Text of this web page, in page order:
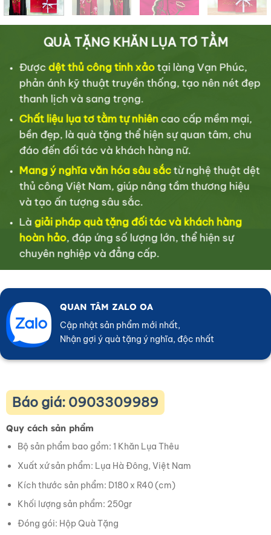
QUÀ TẶNG KHĂN LỤA TƠ TẰM
Đượcdệt thủ công tinh xảotại làng Vạn Phúc,
phản ánh kỹ thuật truyền thống, tạo nên nét đẹp
thanh lịch và sang trọng.
Chất liệu lụa tơ tằm tự nhiêncao cấp mềm mại,
bền đẹp, là quà tặng thể hiện sự quan tâm, chu
đáo đến đối tác và khách hàng nữ.
Mang ý nghĩa văn hóa sâu sắctừ nghệ thuật dệt
thủ công Việt Nam, giúp nâng tầm thương hiệu
và tạo ấn tượng sâu sắc.
Là giải pháp quà tặng đối tác và khách hàng
hoàn hảo, đáp ứng số lượng lớn, thể hiện sự
chuyên nghiệp và đẳng cấp.
QUAN TÂM ZALO OA
Cập nhật sản phẩm mới nhất,
Nhận gợi ý quà tặng ý nghĩa, độc nhất
Báo giá: 0903309989
Quy cách sản phẩm
Bộ sản phẩm bao gồm: 1 Khăn Lụa Thêu
Xuất xứ sản phẩm: Lụa Hà Đông, Việt Nam
Kích thước sản phẩm: D180 x R40 (cm)
Khối lượng sản phẩm: 250gr
Đóng gói: Hộp Quà Tặng